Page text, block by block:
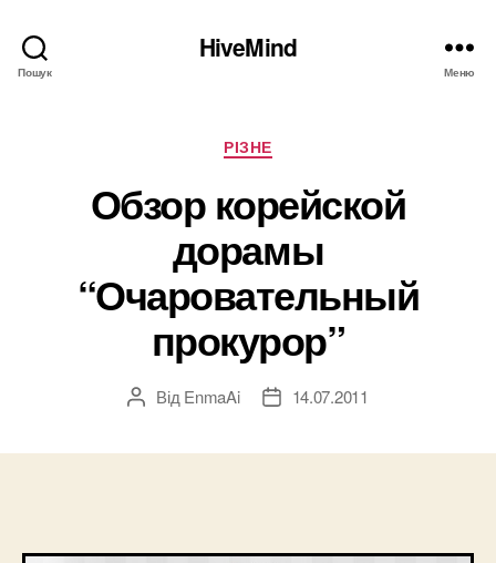
Пошук
HiveMind
Меню
Категорії
РІЗНЕ
Обзор корейской
дорамы
“Очаровательный
прокурор”
Автор
Від EnmaAi
Дата14.07.2011